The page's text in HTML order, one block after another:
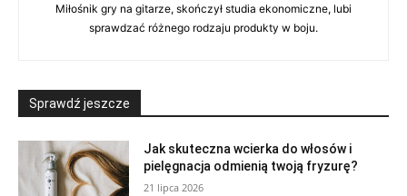
Miłośnik gry na gitarze, skończył studia ekonomiczne, lubi
sprawdzać różnego rodzaju produkty w boju.
Sprawdź jeszcze
Jak skuteczna wcierka do włosów i
pielęgnacja odmienią twoją fryzurę?
21 lipca 2026